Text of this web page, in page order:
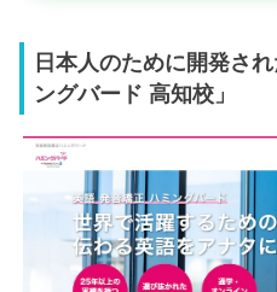
日本人のために開発さ
ングバード 高知校」